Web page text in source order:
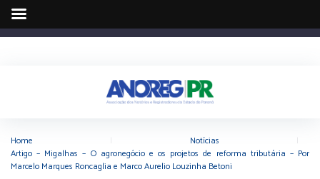
Home Notícias
Artigo – Migalhas – O agronegócio e os projetos de reforma tributária – Por
Marcelo Marques Roncaglia e Marco Aurelio Louzinha Betoni